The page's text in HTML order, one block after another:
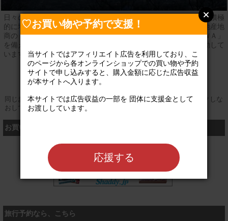
日々のくらしの中で得られる、経験や知識、人々とのつながりを積極
的に地域に還元し、より多くの主体をつなぎ、情報の「話」・地産地
商の「輪」・団体間の「和」・驚きの「ワッ」という４つの「ＷＡ」
を備えた『地域の宝』を創出するための場となることを柱に活動して
います。
登録なし 公式サイト
同じお買い物やお申し込みを複数回行う場合は、そのたびにクリックしな
おしてください
お買い物するなら、こちら
旅行予約なら、こちら
♡お買い物や予約で支援！
当サイトではアフィリエイト広告を利用しており、こ
のページから各オンラインショップでの買い物や予約
サイトで申し込みすると、購入金額に応じた広告収益
が本サイトへ入ります。
本サイトでは広告収益の一部を 団体に支援金として
お渡ししています。
応援する